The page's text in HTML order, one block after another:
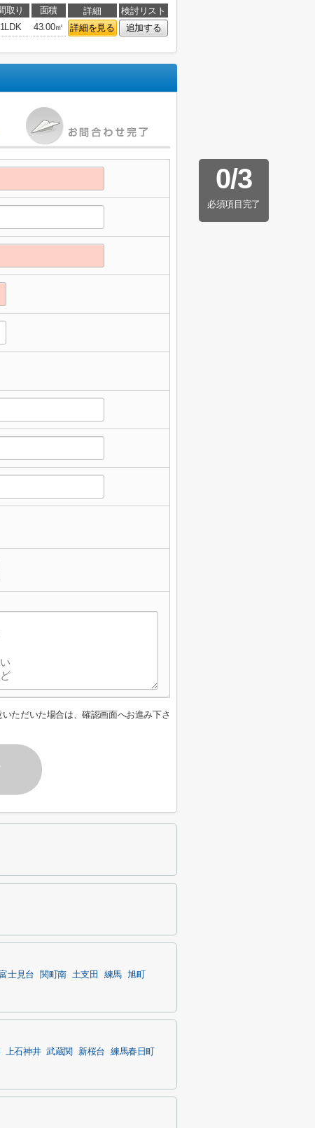
取り 面積 詳細
検討リスト
1LDK 43.00㎡ 詳細を見る 追加する
0/3
必須項目完了
ただいた場合は、確認画面へお進み下さ
士見台 関町南 土支田 練馬 旭町
上石神井 武蔵関 新桜台
練馬春日町